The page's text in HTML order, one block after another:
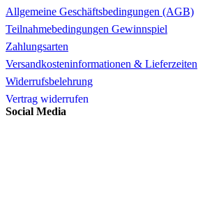
Allgemeine Geschäftsbedingungen (AGB)
Teilnahmebedingungen Gewinnspiel
Zahlungsarten
Versandkosteninformationen & Lieferzeiten
Widerrufsbelehrung
Vertrag widerrufen
Social Media